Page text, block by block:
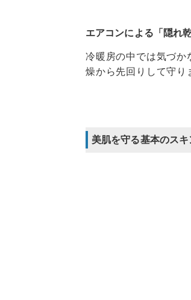
エアコンによる「隠れ乾
冷暖房の中では気づか
燥から先回りして守り
美肌を守る基本のスキ